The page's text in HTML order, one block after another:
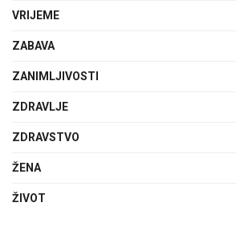
VRIJEME
ZABAVA
ZANIMLJIVOSTI
ZDRAVLJE
ZDRAVSTVO
ŽENA
ŽIVOT